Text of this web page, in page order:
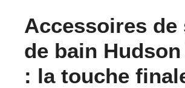
Accessoires de
de bain Hudson
: la touche